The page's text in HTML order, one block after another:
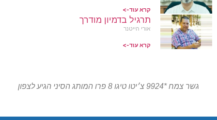
קרא עוד->
תרגיל בדמיון מודרך
אורי הייטנר
קרא עוד->
גשר צמח *9924 צ׳יטו טיגו 8 פרו המותג הסיני הגיע לצפון